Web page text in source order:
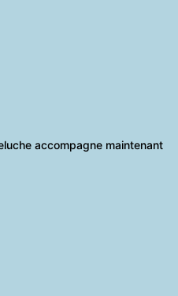
accompagne maintenant